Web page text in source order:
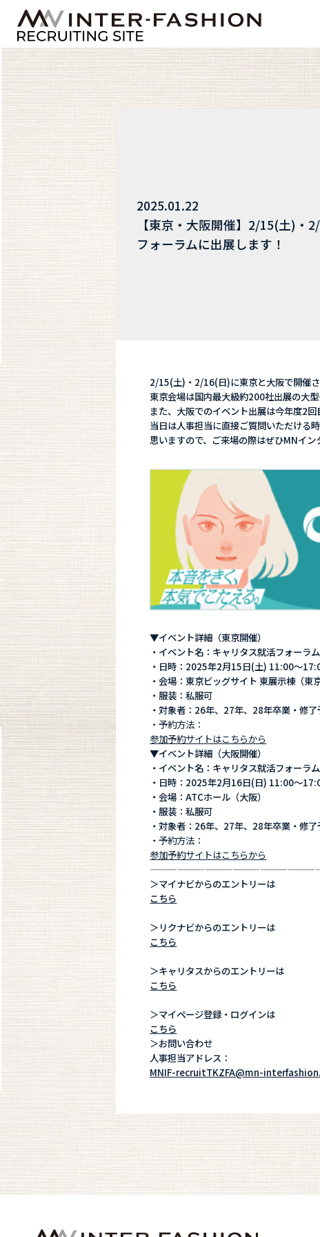
2025.01.22
【東京・大阪開催】2/15(土)・
フォーラムに出展します！
2/15(土)・2/16(日)に東京と大阪で開催
東京会場は国内最大級約200社出展の大
また、大阪でのイベント出展は今年度2
当日は人事担当に直接ご質問いただける
思いますので、ご来場の際はぜひMNイ
▼イベント詳細（東京開催）
・イベント名：キャリタス就活フォーラム
・日時：2025年2月15日(土) 11:00～
・会場：東京ビッグサイト 東展示棟（東京
・服装：私服可
・対象者：26年、27年、28年卒業・修
・予約方法：
参加予約サイトはこちらから
▼イベント詳細（大阪開催）
・イベント名：キャリタス就活フォーラム
・日時：2025年2月16日(日) 11:00～
・会場：ATCホール（大阪）
・服装：私服可
・対象者：26年、27年、28年卒業・修
・予約方法：
参加予約サイトはこちらから
＞マイナビからのエントリーは
こちら
＞リクナビからのエントリーは
こちら
＞キャリタスからのエントリーは
こちら
＞マイページ登録・ログインは
こちら
＞お問い合わせ
人事担当アドレス：
MNIF-recruitTKZFA@mn-